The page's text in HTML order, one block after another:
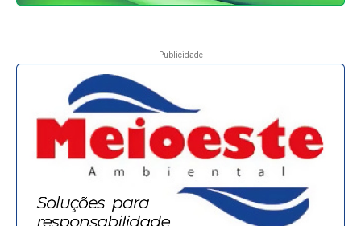
Publicidade